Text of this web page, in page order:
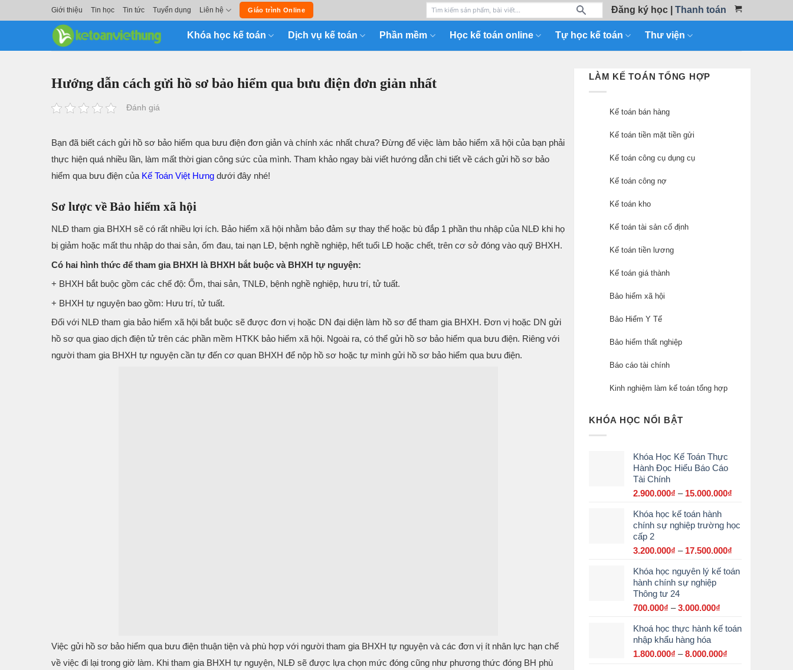
Giới thiệu Tin học Tin tức Tuyển dụng Liên hệ Giáo trình Online Đăng ký học| Thanh toán
Khóa học kế toán Dịch vụ kế toán Phần mềm Học kế toán online Tự học kế toán Thư viện
Hướng dẫn cách gửi hồ sơ bảo hiểm qua bưu điện đơn giản nhất
Đánh giá
Bạn đã biết cách gửi hồ sơ bảo hiểm qua bưu điện đơn giản và chính xác nhất chưa? Đừng để việc làm bảo hiểm xã hội của bạn phải
thực hiện quá nhiều lần, làm mất thời gian công sức của mình. Tham khảo ngay bài viết hướng dẫn chi tiết về cách gửi hồ sơ bảo
hiểm qua bưu điện của Kế Toán Việt Hưng dưới đây nhé!
Sơ lược về Bảo hiểm xã hội
NLĐ tham gia BHXH sẽ có rất nhiều lợi ích. Bảo hiểm xã hội nhằm bảo đảm sự thay thế hoặc bù đắp 1 phần thu nhập của NLĐ khi họ
bị giảm hoặc mất thu nhập do thai sản, ốm đau, tai nạn LĐ, bệnh nghề nghiệp, hết tuổi LĐ hoặc chết, trên cơ sở đóng vào quỹ BHXH.
Có hai hình thức để tham gia BHXH là BHXH bắt buộc và BHXH tự nguyện:
+ BHXH bắt buộc gồm các chế độ: Ốm, thai sản, TNLĐ, bệnh nghề nghiệp, hưu trí, tử tuất.
+ BHXH tự nguyện bao gồm: Hưu trí, tử tuất.
Đối với NLĐ tham gia bảo hiểm xã hội bắt buộc sẽ được đơn vị hoặc DN đại diện làm hồ sơ để tham gia BHXH. Đơn vị hoặc DN gửi
hồ sơ qua giao dịch điện tử trên các phần mềm HTKK bảo hiểm xã hội. Ngoài ra, có thể gửi hồ sơ bảo hiểm qua bưu điện. Riêng với
người tham gia BHXH tự nguyện cần tự đến cơ quan BHXH để nộp hồ sơ hoặc tự mình gửi hồ sơ bảo hiểm qua bưu điện.
Việc gửi hồ sơ bảo hiểm qua bưu điện thuận tiện và phù hợp với người tham gia BHXH tự nguyện và các đơn vị ít nhân lực hạn chế
về việc đi lại trong giờ làm. Khi tham gia BHXH tự nguyện, NLĐ sẽ được lựa chọn mức đóng cũng như phương thức đóng BH phù
LÀM KẾ TOÁN TỔNG HỢP
Kế toán bán hàng
Kế toán tiền mặt tiền gửi
Kế toán công cụ dụng cụ
Kế toán công nợ
Kế toán kho
Kế toán tài sản cố định
Kế toán tiền lương
Kế toán giá thành
Bảo hiểm xã hội
Bảo Hiểm Y Tế
Bảo hiểm thất nghiệp
Báo cáo tài chính
Kinh nghiệm làm kế toán tổng hợp
KHÓA HỌC NỔI BẬT
Khóa Học Kế Toán Thực
Hành Đọc Hiểu Báo Cáo
Tài Chính
2.900.000₫ – 15.000.000₫
2.900.000₫
Khóa học kế toán hành
chính sự nghiệp trường học
cấp 2
3.200.000₫ – 17.500.000₫
từ
Khóa học nguyên lý kế toán
hành chính sự nghiệp
Thông tư 24
700.000₫ – 3.000.000₫
từ
đến
Khoá học thực hành kế toán
nhập khẩu hàng hóa
1.800.000₫ – 8.000.000₫